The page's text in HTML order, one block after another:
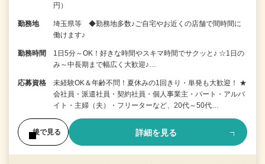
円）
勤務地
埼玉県等 ◆勤務地多数♪ご自宅やお近くの店舗で間時間に
働けます♪
勤務時間
1日5分～OK！好きな時間やスキマ時間でサクッと♪ ☆1日の
み～中長期まで幅広く大歓迎♪…
応募資格
未経験OK＆年齢不問！夏休みの1回きり・単発も大歓迎！ ★
会社員・派遣社員・契約社員・個人事業主・パート・アルバ
イト・主婦（夫）・フリーターなど、20代～50代…
後で見る 詳細を見る